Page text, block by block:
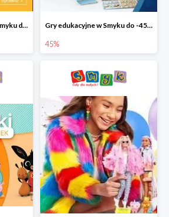
Bestsellery zabawek w Smyku do -45% Gry edukacyjne w Smyku do -45%
45%